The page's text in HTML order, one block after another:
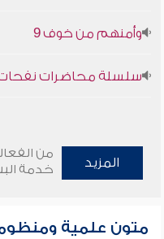
وأمنهم من خوف 9
سلسلة محاضرات نفحات
المزيد
من
خدمة
متون علمية